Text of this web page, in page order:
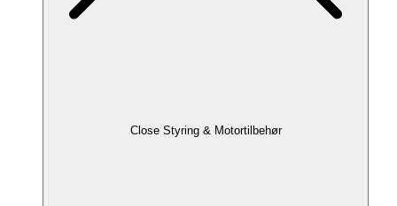
Close Styring & Motortilbehør